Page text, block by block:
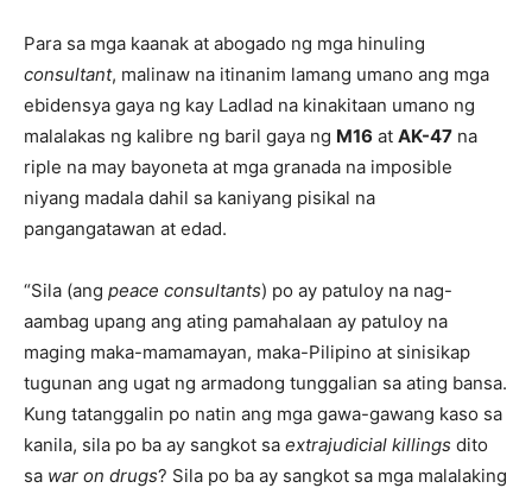
Para sa mga kaanak at abogado ng mga hinuling
consultant, malinaw na itinanim lamang umano ang mga
ebidensya gaya ng kay Ladlad na kinakitaan umano ng
malalakas ng kalibre ng baril gaya ng M16 at AK-47 na
riple na may bayoneta at mga granada na imposible
niyang madala dahil sa kaniyang pisikal na
pangangatawan at edad.
“Sila (ang peace consultants) po ay patuloy na nag-
aambag upang ang ating pamahalaan ay patuloy na
maging maka-mamamayan, maka-Pilipino at sinisikap
tugunan ang ugat ng armadong tunggalian sa ating bansa.
Kung tatanggalin po natin ang mga gawa-gawang kaso sa
kanila, sila po ba ay sangkot sa extrajudicial killings dito
sa war on drugs? Sila po ba ay sangkot sa mga malalaking